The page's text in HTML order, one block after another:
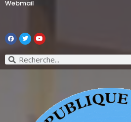
Webmail